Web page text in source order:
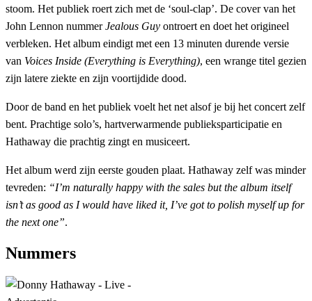
stoom. Het publiek roert zich met de ‘soul-clap’. De cover van het
John Lennon nummerJealous Guy ontroert en doet het origineel
verbleken. Het album eindigt met een 13 minuten durende versie
van Voices Inside (Everything is Everything), een wrange titel gezien
zijn latere ziekte en zijn voortijdide dood.
Door de band en het publiek voelt het net alsof je bij het concert zelf
bent. Prachtige solo’s, hartverwarmende publieksparticipatie en
Hathaway die prachtig zingt en musiceert.
Het album werd zijn eerste gouden plaat. Hathaway zelf was minder
tevreden: “I’m naturally happy with the sales but the album itself
isn’t as good as I would have liked it, I’ve got to polish myself up for
the next one”.
Nummers